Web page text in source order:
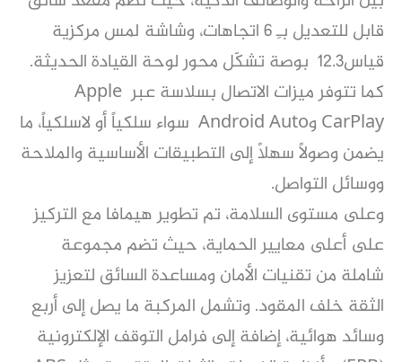
قابل للتعديل بـِ 6 اتجاهات، وشاشة لمس مركزية
قياس12.3 بوصة تشكّل محور لوحة القيادة الحديثة.
كما تتوفر ميزات الاتصال بسلاسة عبر Apple
CarPlay وAndroid Auto سواء سلكياً أو لاسلكياً، ما
يضمن وصولاً سهلاً إلى التطبيقات الأساسية والملاحة
ووسائل التواصل.
وعلى مستوى السلامة، تم تطوير هيمافا مع التركيز
على أعلى معايير الحماية، حيث تضم مجموعة
شاملة من تقنيات الأمان ومساعدة السائق لتعزيز
الثقة خلف المقود. وتشمل المركبة ما يصل إلى أربع
وسائد هوائية، إضافة إلى فرامل التوقف الإلكترونية